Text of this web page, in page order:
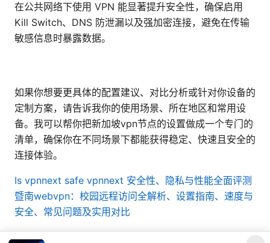
在公共网络下使用 VPN 能显著提升安全性，确保启用
Kill Switch、DNS 防泄漏以及强加密连接，避免在传输
敏感信息时暴露数据。
如果你想要更具体的配置建议、对比分析或针对你设备的
定制方案，请告诉我你的使用场景、所在地区和常用设
备。我可以帮你把新加坡vpn节点的设置做成一个专门的
清单，确保你在不同场景下都能获得稳定、快速且安全的
连接体验。
Is vpnnext safe vpnnext 安全性、隐私与性能全面评测
暨南webvpn：校园远程访问全解析、设置指南、速度与
安全、常见问题及实用对比